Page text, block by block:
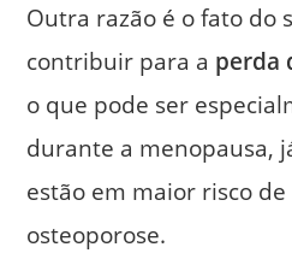
Outra razão é o fato do
contribuir para a perda
o que pode ser
durante a menopausa,
estão em maior risco
osteoporose.